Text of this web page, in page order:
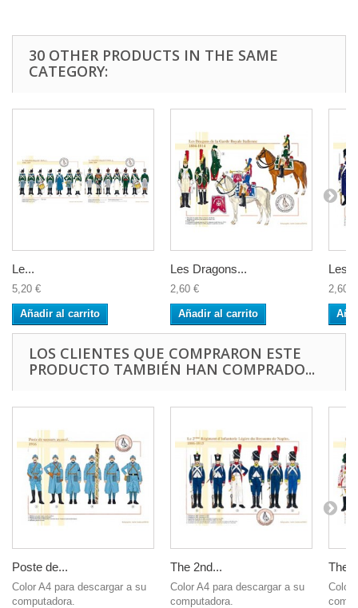
30 OTHER PRODUCTS IN THE SAME
CATEGORY:
Le...
5,20 €
Añadir al carrito
Les Dragons...
2,60 €
Añadir al carrito
Les...
2,60 €
LOS CLIENTES QUE COMPRARON ESTE
PRODUCTO TAMBIÉN HAN COMPRADO...
Poste de...
Color A4 para descargar a su
computadora.
The 2nd...
Color A4 para descargar a su
computadora.
The
Color